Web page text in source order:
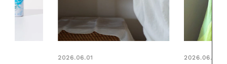
2026.06.01 2026.06.01